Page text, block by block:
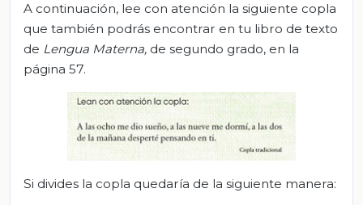
A continuación, lee con atención la siguiente copla
que también podrás encontrar en tu libro de texto
de Lengua Materna, de segundo grado, en la
página 57.
Si divides la copla quedaría de la siguiente manera: